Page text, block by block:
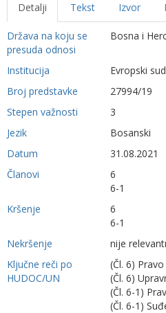
Detalji Tekst Izvor
Država na koju se
presuda odnosi
Bosna i
Institucija
Evropski
Broj predstavke
27994/19
Stepen važnosti
3
Jezik
Bosanski
Datum
31.08.2021
Članovi
6
6-1
Kršenje
6
6-1
Nekršenje
nije
Ključne reči po
HUDOC/UN
(Čl. 6)
(Čl. 6)
(Čl. 6-1)
(Čl. 6-1)